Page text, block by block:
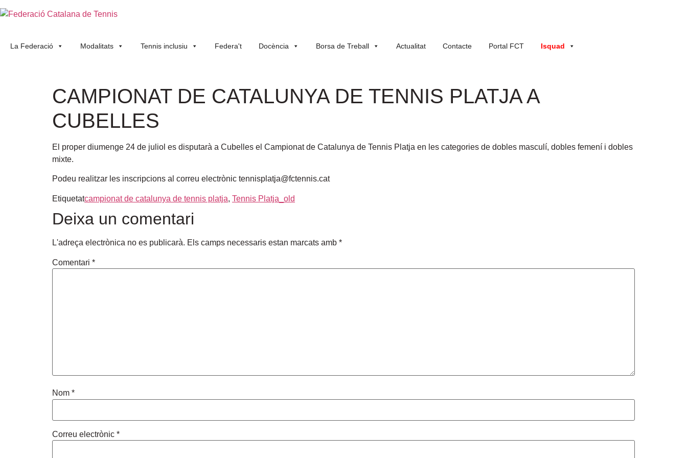
La Federació Modalitats Tennis inclusiu Federa't Docència Borsa de Treball Actualitat Contacte Portal FCT Isquad
CAMPIONAT DE CATALUNYA DE TENNIS PLATJA A
CUBELLES
El proper diumenge 24 de juliol es disputarà a Cubelles el Campionat de Catalunya de Tennis Platja en les categories de dobles masculí, dobles femení i dobles
mixte.
Podeu realitzar les inscripcions al correu electrònic tennisplatja@fctennis.cat
Etiquetatcampionat de catalunya de tennis platja, Tennis Platja_old
Deixa un comentari
L'adreça electrònica no es publicarà. Els camps necessaris estan marcats amb *
Comentari *
Nom *
Correu electrònic *